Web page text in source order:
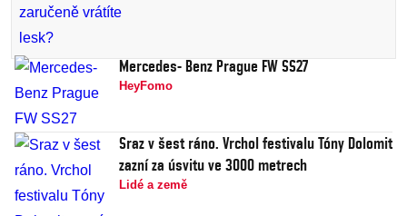
Mercedes- Benz Prague FW SS27
HeyFomo
Sraz v šest ráno. Vrchol festivalu Tóny Dolomit
zazní za úsvitu ve 3000 metrech
Lidé a země